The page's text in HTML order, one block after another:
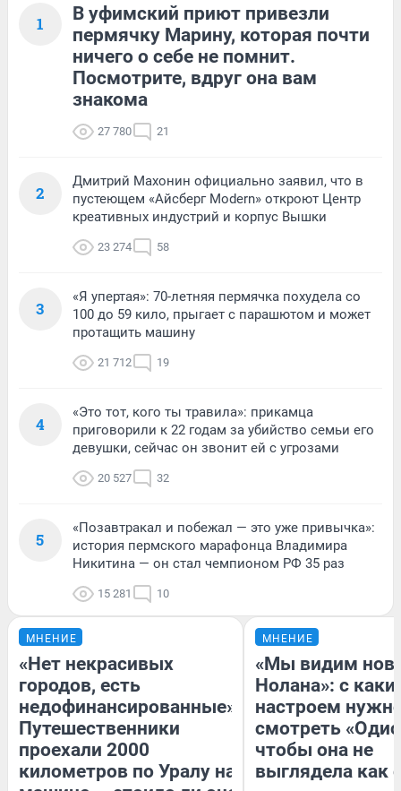
1
В уфимский приют привезли
пермячку Марину, которая почти
ничего о себе не помнит.
Посмотрите, вдруг она вам
знакома
27 780 21
2
Дмитрий Махонин официально заявил, что в
пустеющем «Айсберг Modern» откроют Центр
креативных индустрий и корпус Вышки
23 274 58
3
«Я упертая»: 70-летняя пермячка похудела со
100 до 59 кило, прыгает с парашютом и может
протащить машину
21 712 19
4
«Это тот, кого ты травила»: прикамца
приговорили к 22 годам за убийство семьи его
девушки, сейчас он звонит ей с угрозами
20 527 32
5
«Позавтракал и побежал — это уже привычка»:
история пермского марафонца Владимира
Никитина — он стал чемпионом РФ 35 раз
15 281 10
МНЕНИЕ
«Нет некрасивых
городов, есть
недофинансированные».
Путешественники
проехали 2000
километров по Уралу на
МНЕНИЕ
«Мы видим
Нолана»: с
настроем
смотреть
чтобы она не
выглядела как